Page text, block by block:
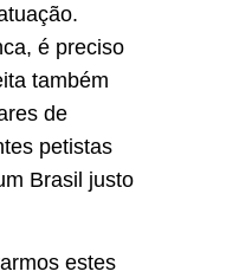
é preciso
também
de
petistas
Brasil justo
estes